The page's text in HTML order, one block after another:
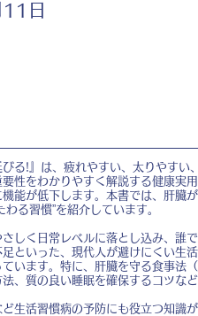
日
びる!』は、疲れやすい、太りやす
性をわかりやすく解説する健康実
能が低下します。本書では、肝臓
る習慣”を紹介しています。
しく日常レベルに落とし込み、誰
といった、現代人が避けにくい生
います。特に、肝臓を守る食事法
、質の良い睡眠を確保するコツな
生活習慣病の予防にも役立つ知識